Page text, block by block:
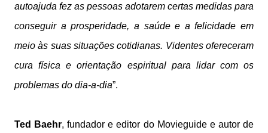
autoajuda fez as pessoas adotarem certas medidas para
conseguir a prosperidade, a saúde e a felicidade em
meio às suas situações cotidianas. Videntes ofereceram
cura física e orientação espiritual para lidar com os
problemas do dia-a-dia”.
Ted Baehr, fundador e editor do Movieguide e autor de